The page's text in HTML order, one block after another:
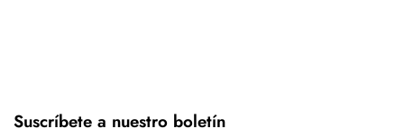
Suscríbete a nuestro boletín